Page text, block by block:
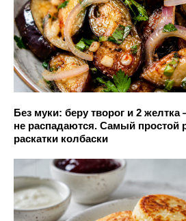
Без муки: беру творог и 2
не распадаются. Самый простой
раскатки колбаски